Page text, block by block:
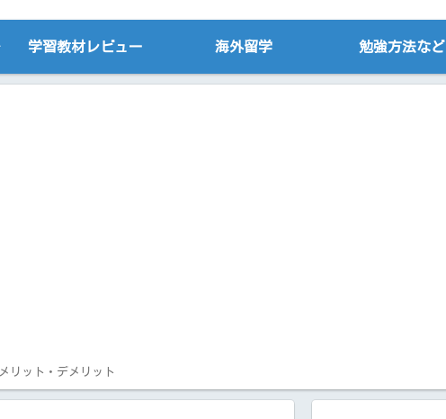
学習教材レビュー 海外留学 勉強方法など
リット・デメリット